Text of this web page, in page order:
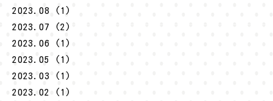
2023.08 (1)
2023.07 (2)
2023.06 (1)
2023.05 (1)
2023.03 (1)
2023.02 (1)